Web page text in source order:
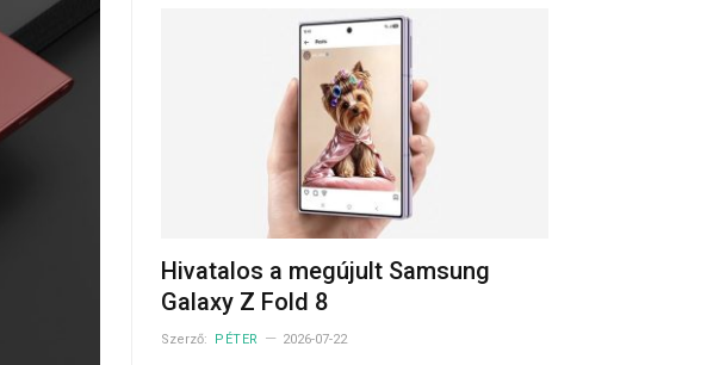
Hivatalos a megújult Samsung
Galaxy Z Fold 8
Szerző: PÉTER 2026-07-22